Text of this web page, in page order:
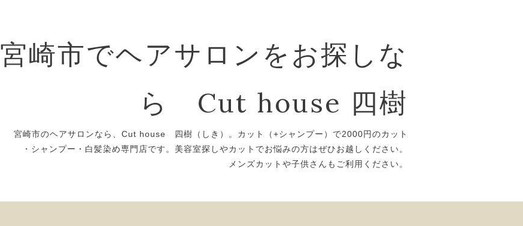
宮崎市でヘアサロンをお探しな
ら Cut house 四樹
宮崎市のヘアサロンなら、Cut house 四樹（しき）。カット（+シャンプー）で2000円のカット
・シャンプー・白髪染め専門店です。美容室探しやカットでお悩みの方はぜひお越しください。
メンズカットや子供さんもご利用ください。